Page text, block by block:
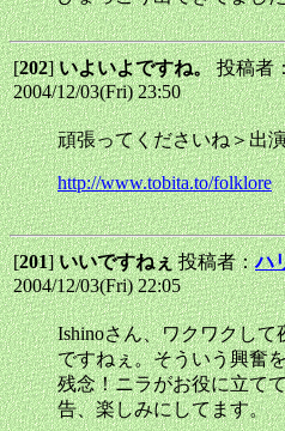
[202]いよいよですね。投稿者
2004/12/03(Fri) 23:50
頑張ってくださいね＞出
http://www.tobita.to/folklore
[201]いいですねぇ投稿者：ハ
2004/12/03(Fri) 22:05
Ishinoさん、ワクワクし
ですねぇ。そういう興奮
残念！ニラがお役に立て
告、楽しみにしてます。